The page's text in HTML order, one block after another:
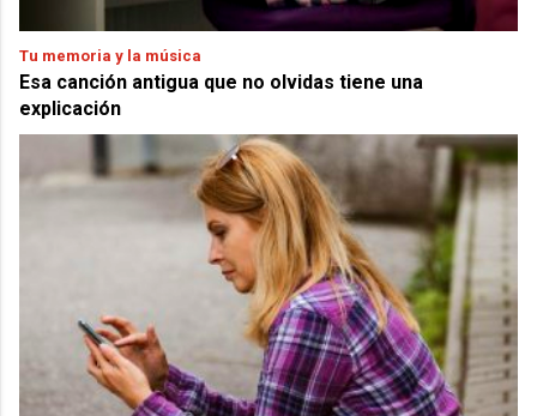
Tu memoria y la música
Esa canción antigua que no olvidas tiene una
explicación